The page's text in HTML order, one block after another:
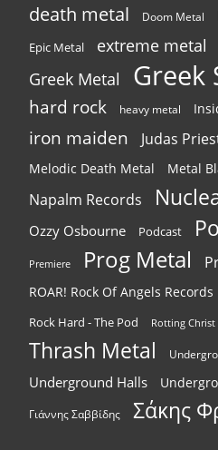
death metal Doom Metal
Epic Metal extreme metal
Greek Metal Greek
hard rock heavy metal
iron maiden Judas
Melodic Death Metal Metal
Napalm Records
Ozzy Osbourne Podcast
Premiere Prog Metal
ROAR! Rock Of Angels Records
Rock Hard - The Pod Rotting Christ
Thrash Metal
Underground Halls
Γιάννης Σαββίδης Σάκης